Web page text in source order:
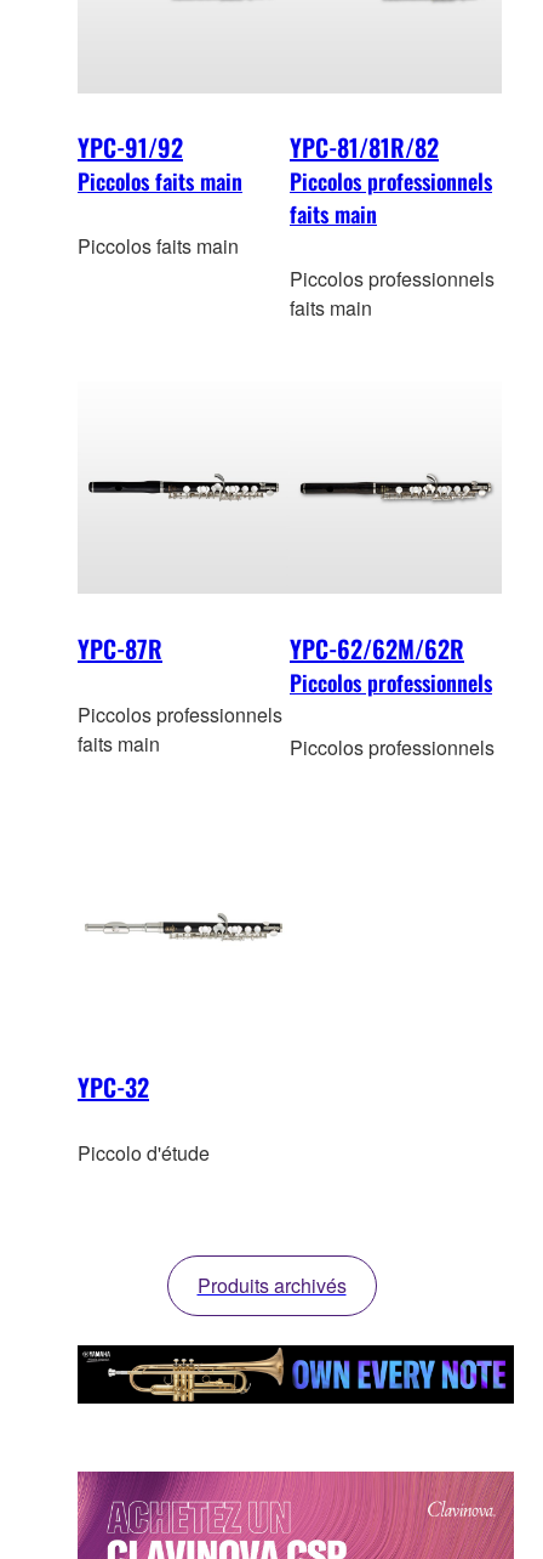
YPC-91/92
Piccolos faits main
Piccolos faits main
YPC-81/81R/82
Piccolos professionnels
faits main
Piccolos professionnels
faits main
YPC-87R
Piccolos professionnels
faits main
YPC-62/62M/62R
Piccolos professionnels
Piccolos professionnels
YPC-32
Piccolo d'étude
Produits archivés